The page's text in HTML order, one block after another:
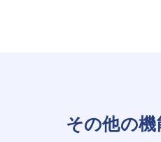
その他の